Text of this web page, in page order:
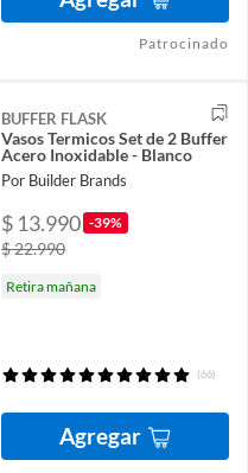
Patrocinado
BUFFER FLASK
Vasos Termicos Set de 2 Buffer
Acero Inoxidable - Blanco
Por Builder Brands
$ 13.990 -39%
$ 22.990
Retira mañana
(66)
Agregar